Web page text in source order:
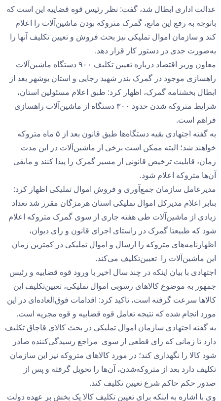
عدالت اداری ابطال شد، گفت: نظر رئیس قوه قضاییه این است که
باتوجه به رفع این مانع، گمرک متروکه بودن ماشین‌آلات را اعلام
کند و سازمان اموال تملیکی نیز بحث فروش و تعیین تکلیف آنها را
به‌صورت جدی در دستور کار قرار دهد.
معاون وزیر اقتصاد درباره تعیین تکلیف ۹۰۰ دستگاه ماشین‌آلات
راهسازی موجود در گمرک بندر شهید رجایی و استان بوشهر بعد از
ابطال بخشنامه گمرک، اظهار کرد: طبق اعلام مسئولین استان،
شرایط متروکه شدن حدود ۳۰۰ دستگاه از ماشین‌آلات راهسازی
فراهم است.
به گفته اجتهادی بقیه دستگاه‌ها طبق قانون بعد از ۵ ماه متروکه
خواهند شد؛ البته ممکن است برخی از ماشین‌آلات در این مدت
زمان، قابلیت ترخیص قانونی از مسیر گمرک را پیدا کنند و مابقی
آن‌ها متروکه اعلام شود.
مدیرعامل سازمان جمع‌آوری و فروش اموال تملیکی اظهار کرد:
بنابر اعلام مدیرکل اموال تملیکی استان هرمزگان مقرر شد تعداد
زیادی از ماشین‌آلات طی هفته جاری از سوی گمرک متروکه اعلام
شود که طبیعتا گمرک در راستای اجرای قانون و رای دیوان،
اظهارنامه‌های متروکه را ارسال و اموال تملیکی در کمترین زمان
این ماشین‌آلات را تعیین‌تکلیف می‌کند.
اجتهادی با بیان اینکه در چند سال اخیر با ورود قوه قضاییه و رئیس
جمهور به موضوع کالا‌های رسوبی اموال تملیکی، تعیین‌تکلیف این
کالا‌ها سرعت گرفته است، تاکید کرد: اقدامات فوق‌العاده‌ای در این
مورد انجام شده که نتیجه تعامل قوه قضاییه و قوه مجریه است.
به گفته اجتهادی سازمان اموال تملیکی در بحث کالای قاچاق تکلیف
دارد تا زمانی که رای قطعی از سوی مراجع رسیدگی‌کننده صادر
شود کالا را نگهداری کند؛ در مورد کالا‌های متروکه نیز این سازمان
تکلیف دارد بعد از متروکه‌شدن، آن‌ها را تحویل گرفته و پس از
صدور حکم حاکم شرع تعیین تکلیف کند.
وی با اشاره به اینکه برای تعیین تکلیف کالا یک بخش بر عهده دولت